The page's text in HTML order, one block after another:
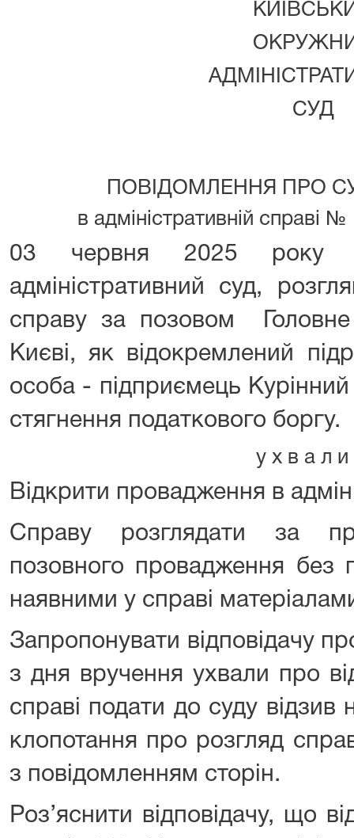
СУД
ПОВІДОМЛЕННЯ ПРО
в адміністративній
03 червня 2025 року
адміністративний суд,
справу за позовом
Києві, як відокремлений
особа - підприємець
стягнення податкового боргу.
у х в а л и
Відкрити провадження в
Справу розглядати за
позовного провадження без
наявними у справі
Запропонувати відповідачу
з дня вручення ухвали про
справі подати до суду відзив
клопотання про розгляд
з повідомленням сторін.
Роз’яснити відповідачу, що